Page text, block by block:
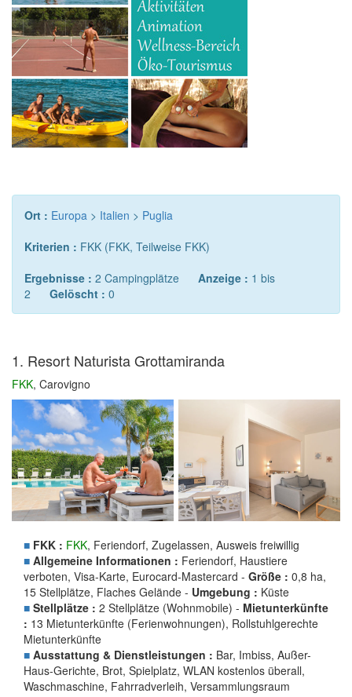
Ort : Europa > Italien > Puglia
Kriterien : FKK (FKK, Teilweise FKK)
Ergebnisse : 2 Campingplätze Anzeige : 1 bis
2 Gelöscht : 0
1. Resort Naturista Grottamiranda
FKK, Carovigno
■ FKK : FKK, Feriendorf, Zugelassen, Ausweis freiwillig
■ Allgemeine Informationen : Feriendorf, Haustiere
verboten, Visa-Karte, Eurocard-Mastercard - Größe : 0,8 ha,
15 Stellplätze, Flaches Gelände - Umgebung : Küste
■ Stellplätze : 2 Stellplätze (Wohnmobile) - Mietunterkünfte
: 13 Mietunterkünfte (Ferienwohnungen), Rollstuhlgerechte
Mietunterkünfte
■ Ausstattung & Dienstleistungen : Bar, Imbiss, Außer-
Haus-Gerichte, Brot, Spielplatz, WLAN kostenlos überall,
Waschmaschine, Fahrradverleih, Versammlungsraum